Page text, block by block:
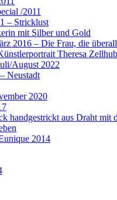
/2011
– Stricklust
mit Silber und Gold
2016 – Die Frau, die
Theresa
August 2022
Neustadt
2020
handgestrickt aus Draht
2014